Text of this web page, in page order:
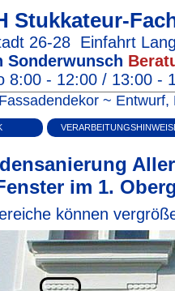
Stukkateur-
26‑28 Einfahrt
Sonderwunsch
8:00 - 12:00 / 13:00 -
~
im 1.
können